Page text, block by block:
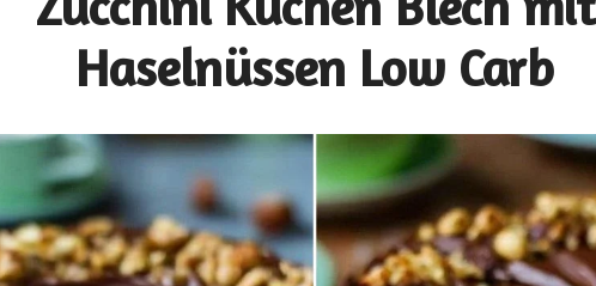
Haselnüssen Low Carb